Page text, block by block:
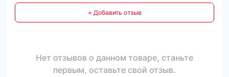
+ Добавить отзыв
Нет отзывов о данном товаре, станьте
первым, оставьте свой отзыв.